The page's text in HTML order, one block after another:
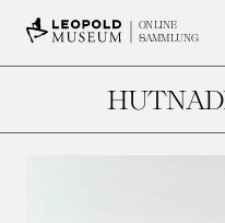
ONLINE
SAMMLUNG